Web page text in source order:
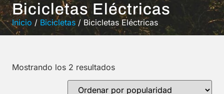
Bicicletas Eléctricas
Inicio / Bicicletas / Bicicletas Eléctricas
Mostrando los 2 resultados